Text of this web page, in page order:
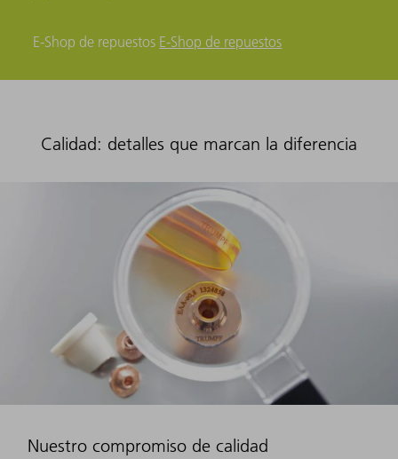
E-Shop de repuestos E-Shop de repuestos
Calidad: detalles que marcan la diferencia
Nuestro compromiso de calidad